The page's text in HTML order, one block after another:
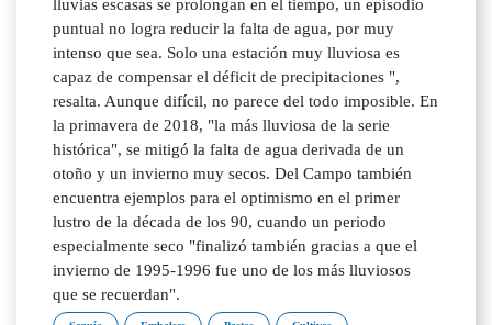
lluvias escasas se prolongan en el tiempo, un episodio
puntual no logra reducir la falta de agua, por muy
intenso que sea. Solo una estación muy lluviosa es
capaz de compensar el déficit de precipitaciones ",
resalta. Aunque difícil, no parece del todo imposible. En
la primavera de 2018, "la más lluviosa de la serie
histórica", se mitigó la falta de agua derivada de un
otoño y un invierno muy secos. Del Campo también
encuentra ejemplos para el optimismo en el primer
lustro de la década de los 90, cuando un periodo
especialmente seco "finalizó también gracias a que el
invierno de 1995-1996 fue uno de los más lluviosos
que se recuerdan".